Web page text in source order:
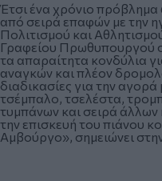
Έτσι ένα χρόνιο πρόβλημα
από σειρά επαφών με την
Πολιτισμού και
Γραφείου Πρωθυπουργού
τα απαραίτητα κονδύλια
αναγκών και πλέον
διαδικασίες για την
τσέμπαλο, τσελέστα,
τυμπάνων και σειρά
την επισκευή του πιάνου
Αμβούργο», σημειώνει